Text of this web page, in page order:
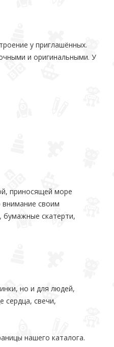
у приглашённых.
и оригинальными. У
приносящей море
своим
бумажные скатерти,
но и для людей,
сердца, свечи,
нашего каталога.